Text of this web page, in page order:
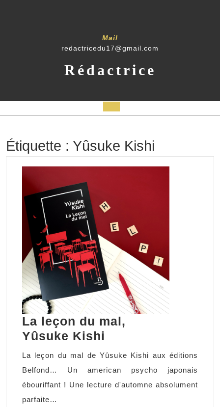
Mail
redactricedu17@gmail.com
Rédactrice
Button
Étiquette : Yûsuke Kishi
La leçon du mal,
Yûsuke Kishi
leçon
du
mal,
La leçon du mal de Yûsuke Kishi aux éditions
Belfond… Un american psycho japonais
ébouriffant ! Une lecture d'automne absolument
parfaite…